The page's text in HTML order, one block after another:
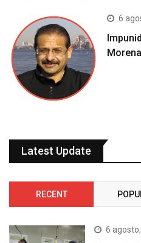
6
Morena
Latest Update
RECENT
6